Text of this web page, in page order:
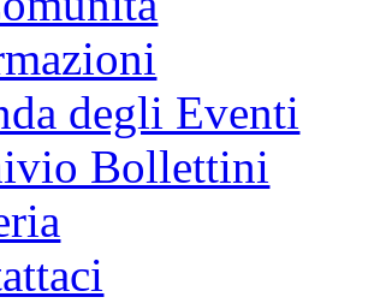
degli Eventi
Bollettini